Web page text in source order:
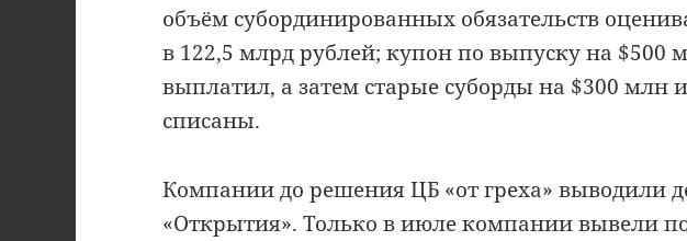
объём субординированных обязательств
в 122,5 млрд рублей; купон по выпуску на $500
выплатил, а затем старые суборды на $300 млн
списаны.
Компании до решения ЦБ «от греха» выводили
«Открытия». Только в июле компании вывели